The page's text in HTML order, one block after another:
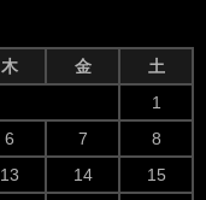
木 金
土
1
6 7
8
13 14
15